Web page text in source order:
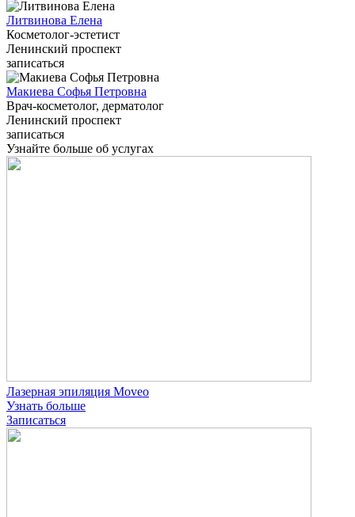
Литвинова Елена
Косметолог-эстетист
Ленинский проспект
записаться
Макиева Софья Петровна
Врач-косметолог, дерматолог
Ленинский проспект
записаться
Узнайте больше об услугах
Лазерная эпиляция Moveo
Узнать больше
Записаться